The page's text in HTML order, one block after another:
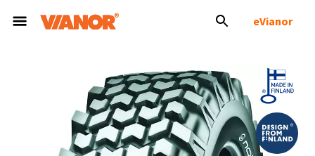
eVianor